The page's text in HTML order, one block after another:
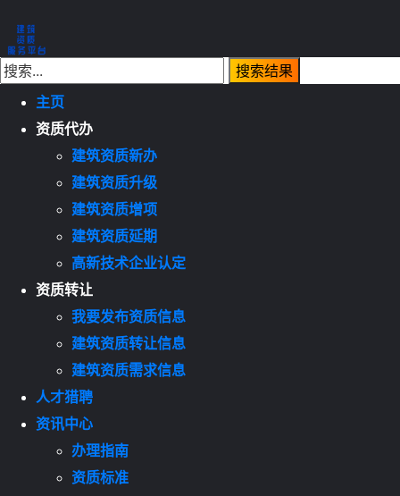
主页
资质代办
建筑资质新办
建筑资质升级
建筑资质增项
建筑资质延期
高新技术企业认定
资质转让
我要发布资质信息
建筑资质转让信息
建筑资质需求信息
人才猎聘
资讯中心
办理指南
资质标准